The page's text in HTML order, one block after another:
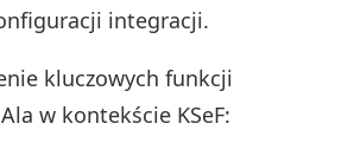
integracji.
kluczowych funkcji
w kontekście KSeF: